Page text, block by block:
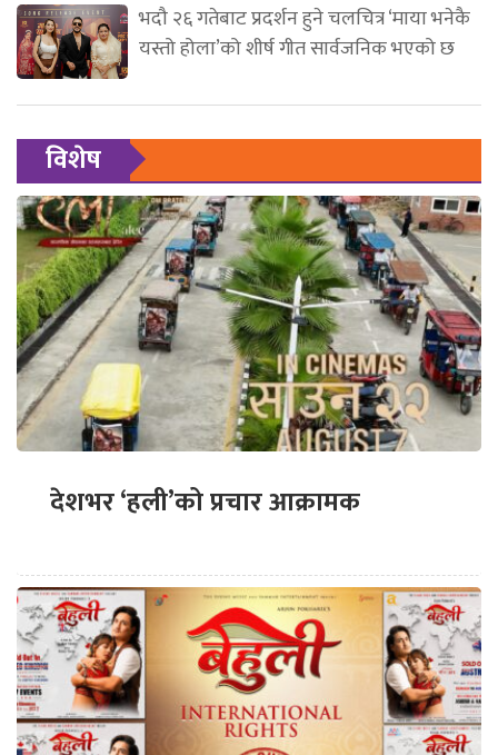
भदौ २६ गतेबाट प्रदर्शन हुने चलचित्र ‘माया भनेकै
यस्तो होला’को शीर्ष गीत सार्वजनिक भएको छ
विशेष
देशभर ‘हली’को प्रचार आक्रामक